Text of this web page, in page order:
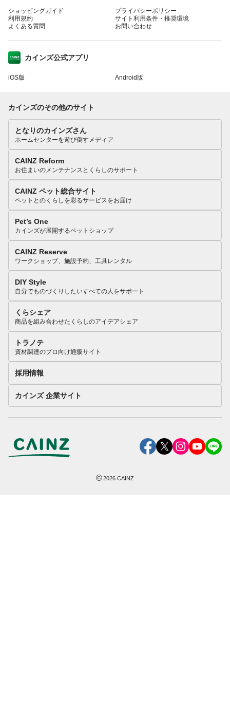
ショッピングガイド
利用規約
よくある質問
プライバシーポリシー
サイト利用条件・推奨環境
お問い合わせ
カインズ公式アプリ
iOS版 Android版
カインズのその他のサイト
となりのカインズさん
ホームセンターを遊び倒すメディア
CAINZ Reform
お住まいのメンテナンスとくらしのサポート
CAINZ ペット総合サイト
ペットとのくらしを彩るサービスをお届け
Pet’s One
カインズが展開するペットショップ
CAINZ Reserve
ワークショップ、施設予約、工具レンタル
DIY Style
自分でものづくりしたいすべての人をサポート
くらシェア
商品を組み合わせたくらしのアイデアシェア
トラノテ
資材調達のプロ向け通販サイト
採用情報
カインズ 企業サイト
©2026 CAINZ